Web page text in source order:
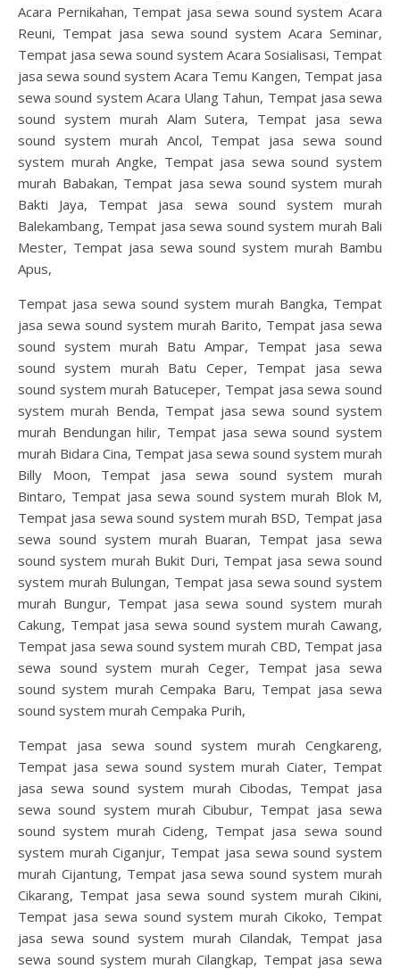
Acara Pernikahan, Tempat jasa sewa sound system Acara
Reuni, Tempat jasa sewa sound system Acara Seminar,
Tempat jasa sewa sound system Acara Sosialisasi, Tempat
jasa sewa sound system Acara Temu Kangen, Tempat jasa
sewa sound system Acara Ulang Tahun, Tempat jasa sewa
sound system murah Alam Sutera, Tempat jasa sewa
sound system murah Ancol, Tempat jasa sewa sound
system murah Angke, Tempat jasa sewa sound system
murah Babakan, Tempat jasa sewa sound system murah
Bakti Jaya, Tempat jasa sewa sound system murah
Balekambang, Tempat jasa sewa sound system murah Bali
Mester, Tempat jasa sewa sound system murah Bambu
Apus,
Tempat jasa sewa sound system murah Bangka, Tempat
jasa sewa sound system murah Barito, Tempat jasa sewa
sound system murah Batu Ampar, Tempat jasa sewa
sound system murah Batu Ceper, Tempat jasa sewa
sound system murah Batuceper, Tempat jasa sewa sound
system murah Benda, Tempat jasa sewa sound system
murah Bendungan hilir, Tempat jasa sewa sound system
murah Bidara Cina, Tempat jasa sewa sound system murah
Billy Moon, Tempat jasa sewa sound system murah
Bintaro, Tempat jasa sewa sound system murah Blok M,
Tempat jasa sewa sound system murah BSD, Tempat jasa
sewa sound system murah Buaran, Tempat jasa sewa
sound system murah Bukit Duri, Tempat jasa sewa sound
system murah Bulungan, Tempat jasa sewa sound system
murah Bungur, Tempat jasa sewa sound system murah
Cakung, Tempat jasa sewa sound system murah Cawang,
Tempat jasa sewa sound system murah CBD, Tempat jasa
sewa sound system murah Ceger, Tempat jasa sewa
sound system murah Cempaka Baru, Tempat jasa sewa
sound system murah Cempaka Purih,
Tempat jasa sewa sound system murah Cengkareng,
Tempat jasa sewa sound system murah Ciater, Tempat
jasa sewa sound system murah Cibodas, Tempat jasa
sewa sound system murah Cibubur, Tempat jasa sewa
sound system murah Cideng, Tempat jasa sewa sound
system murah Ciganjur, Tempat jasa sewa sound system
murah Cijantung, Tempat jasa sewa sound system murah
Cikarang, Tempat jasa sewa sound system murah Cikini,
Tempat jasa sewa sound system murah Cikoko, Tempat
jasa sewa sound system murah Cilandak, Tempat jasa
sewa sound system murah Cilangkap, Tempat jasa sewa